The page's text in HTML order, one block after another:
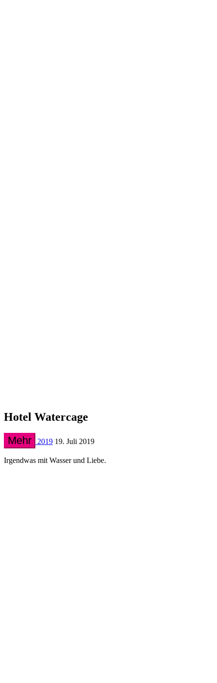
Hotel Watercage
Mehr 2019 19. Juli 2019
Irgendwas mit Wasser und Liebe.